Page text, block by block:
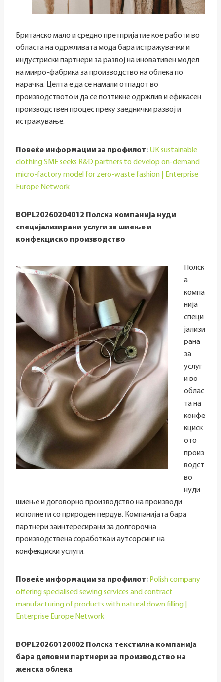
Британско мало и средно претпријатие кое работи во
областа на одржливата мода бара истражувачки и
индустриски партнери за развој на иновативен модел
на микро-фабрика за производство на облека по
нарачка. Целта е да се намали отпадот во
производството и да се поттикне одржлив и ефикасен
производствен процес преку заеднички развој и
истражување.
Повеќе информации за профилот: UK sustainable
clothing SME seeks R&D partners to develop on-demand
micro-factory model for zero-waste fashion | Enterprise
Europe Network
BOPL20260204012 Полска компанија нуди
специјализирани услуги за шиење и
конфекциско производство
Полск
а
компа
нија
специ
јализи
рана
за
услуг
и во
облас
та на
конфе
кциск
ото
произ
водст
во
нуди
шиење и договорно производство на производи
исполнети со природен пердув. Компанијата бара
партнери заинтересирани за долгорочна
производствена соработка и аутсорсинг на
конфекциски услуги.
Повеќе информации за профилот: Polish company
offering specialised sewing services and contract
manufacturing of products with natural down filling |
Enterprise Europe Network
BOPL20260120002 Полска текстилна компанија
бара деловни партнери за производство на
женска облека